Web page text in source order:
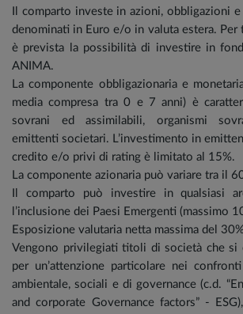
Il comparto investe in azioni, obbligazioni
denominati in Euro e/o in valuta estera. Per
è prevista la possibilità di investire in
ANIMA.
La componente obbligazionaria e
media compresa tra 0 e 7 anni) è
sovrani ed assimilabili, organismi
emittenti societari. L’investimento in
credito e/o privi di rating è limitato al 15%.
La componente azionaria può variare tra il
Il comparto può investire in qualsiasi
l’inclusione dei Paesi Emergenti (massimo
Esposizione valutaria netta massima del
Vengono privilegiati titoli di società che si
per un’attenzione particolare nei
ambientale, sociali e di governance (c.d.
and corporate Governance factors” -